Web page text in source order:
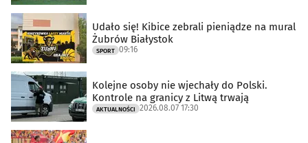
Udało się! Kibice zebrali pieniądze na mural
Żubrów Białystok
SPORT 09:16
Kolejne osoby nie wjechały do Polski.
Kontrole na granicy z Litwą trwają
AKTUALNOŚCI 2026.08.07 17:30